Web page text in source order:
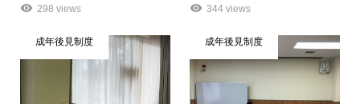
298 views
344 views
成年後見制度 成年後見制度